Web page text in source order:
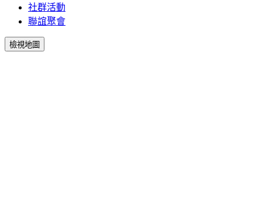
社群活動
聯誼聚會
檢視地圖